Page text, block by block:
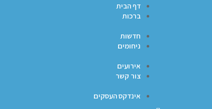
ברכות
ניחומים
צור קשר
דף הבית
חדשות
אירועים
אינדקס העסקים